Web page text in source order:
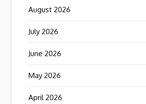
August 2026
July 2026
June 2026
May 2026
April 2026